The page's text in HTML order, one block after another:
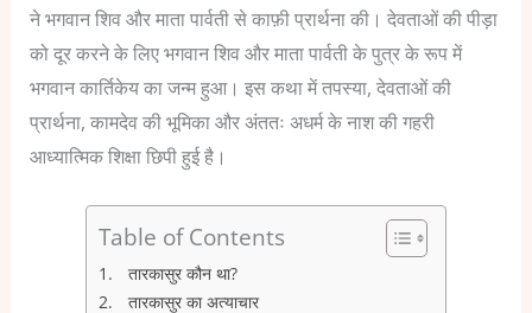
ने भगवान शिव और माता पार्वती से काफ़ी प्रार्थना की। देवताओं की पीड़ा
को दूर करने के लिए भगवान शिव और माता पार्वती के पुत्र के रूप में
भगवान कार्तिकेय का जन्म हुआ। इस कथा में तपस्या, देवताओं की
प्रार्थना, कामदेव की भूमिका और अंततः अधर्म के नाश की गहरी
आध्यात्मिक शिक्षा छिपी हुई है।
Table of Contents
तारकासुर कौन था?
तारकासुर का अत्याचार